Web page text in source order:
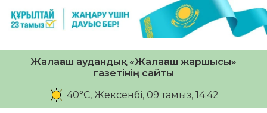
Жалағаш аудандық «Жалағаш жаршысы»
газетінің сайты
40°C, Жексенбі, 09 тамыз, 14:42